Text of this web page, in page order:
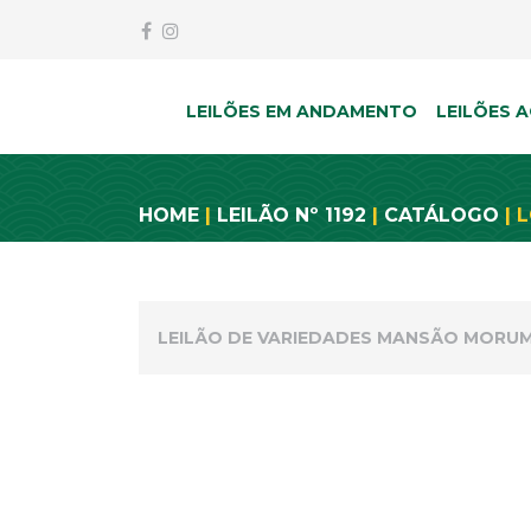
LEILÕES EM ANDAMENTO LEILÕES
HOME | LEILÃO Nº 1192 | CATÁLOGO |